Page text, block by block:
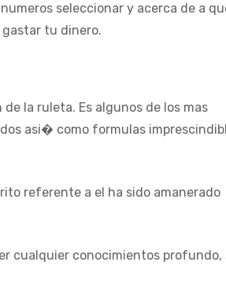
seleccionar y acerca de a
gastar tu dinero.
la ruleta. Es algunos de los mas
asi� como formulas
referente a el ha sido amanerado
cualquier conocimientos profundo,